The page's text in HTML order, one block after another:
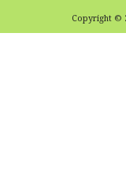
Copyright ©